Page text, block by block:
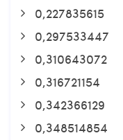
0,227835615
0,297533447
0,310643072
0,316721154
0,342366129
0,348514854